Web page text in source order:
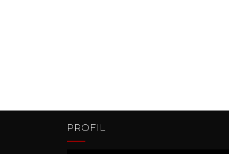
PROFIL